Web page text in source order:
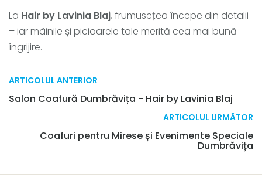
La Hair by Lavinia Blaj, frumusețea începe din detalii
– iar mâinile și picioarele tale merită cea mai bună
îngrijire.
ARTICOLUL ANTERIOR
Salon Coafură Dumbrăvița - Hair by Lavinia Blaj
ARTICOLUL URMĂTOR
Coafuri pentru Mirese și Evenimente Speciale
Dumbrăvița